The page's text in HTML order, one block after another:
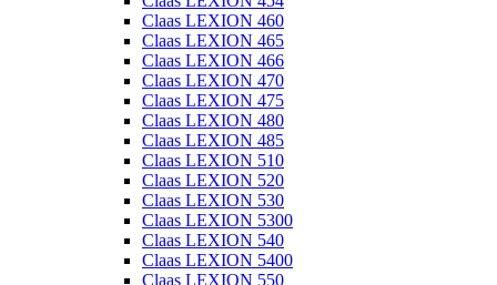
Claas LEXION 460
Claas LEXION 465
Claas LEXION 466
Claas LEXION 470
Claas LEXION 475
Claas LEXION 480
Claas LEXION 485
Claas LEXION 510
Claas LEXION 520
Claas LEXION 530
Claas LEXION 5300
Claas LEXION 540
Claas LEXION 5400
Claas LEXION 550